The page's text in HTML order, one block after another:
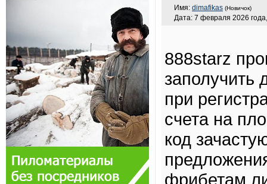
Имя: dimafikas (Новичок)
Дата: 7 февраля 2026
888starz
заполучить
при
счета на
код
фрибетам